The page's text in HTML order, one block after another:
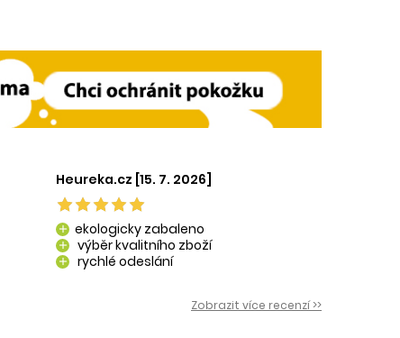
Heureka.cz [15. 7. 2026]
add ekologicky zabaleno
add výběr kvalitního zboží
add rychlé odeslání
Zobrazit více recenzí >>